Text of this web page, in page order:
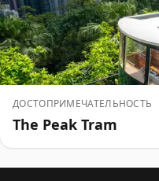
ДОСТОПРИМЕЧАТЕЛЬНОСТЬ
The Peak Tram